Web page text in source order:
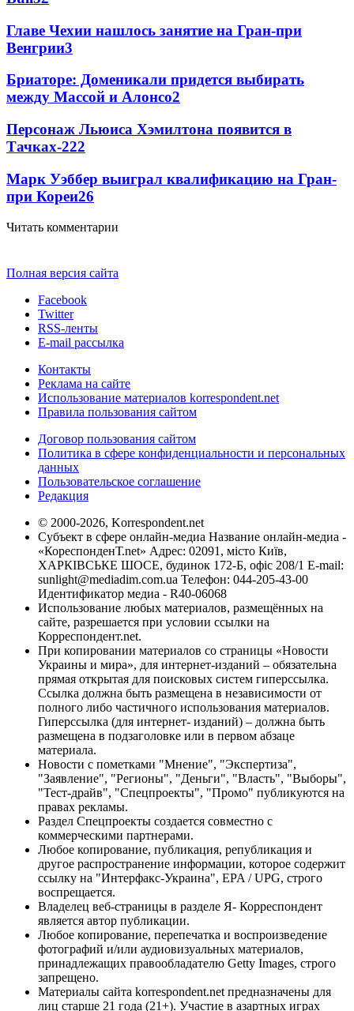
Главе Чехии нашлось занятие на Гран-при
Венгрии3
Бриаторе: Доменикали придется выбирать
между Массой и Алонсо2
Персонаж Льюиса Хэмилтона появится в
Тачках-222
Марк Уэббер выиграл квалификацию на Гран-
при Кореи26
Читать комментарии
Полная версия сайта
Facebook
Twitter
RSS-ленты
E-mail рассылка
Контакты
Реклама на сайте
Использование материалов korrespondent.net
Правила пользования сайтом
Договор пользования сайтом
Политика в сфере конфиденциальности и персональных
данных
Пользовательское соглашение
Редакция
© 2000-2026, Korrespondent.net
Субъект в сфере онлайн-медиа Название онлайн-медиа -
«КореспонденТ.net» Адрес: 02091, місто Київ,
ХАРКІВСЬКЕ ШОСЕ, будинок 172-Б, офіс 208/1 E-mail:
sunlight@mediadim.com.ua Телефон: 044-205-43-00
Идентификатор медиа - R40-06068
Использование любых материалов, размещённых на
сайте, разрешается при условии ссылки на
Корреспондент.net.
При копировании материалов со страницы «Новости
Украины и мира», для интернет-изданий – обязательна
прямая открытая для поисковых систем гиперссылка.
Ссылка должна быть размещена в независимости от
полного либо частичного использования материалов.
Гиперссылка (для интернет- изданий) – должна быть
размещена в подзаголовке или в первом абзаце
материала.
Новости с пометками "Мнение", "Экспертиза",
"Заявление", "Регионы", "Деньги", "Власть", "Выборы",
"Тест-драйв", "Спецпроекты", "Промо" публикуются на
правах рекламы.
Раздел Спецпроекты создается совместно с
коммерческими партнерами.
Любое копирование, публикация, републикация и
другое распространение информации, которое содержит
ссылку на "Интерфакс-Украина", EPA / UPG, строго
воспрещается.
Владелец веб-страницы в разделе Я- Корреспондент
является автор публикации.
Любое копирование, перепечатка и воспроизведение
фотографий и/или аудиовизуальных материалов,
принадлежащих правообладателю Getty Images, строго
запрещено.
Материалы сайта korrespondent.net предназначены для
лиц старше 21 года (21+). Участие в азартных играх